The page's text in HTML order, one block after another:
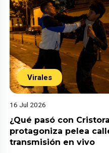
Virales
16 Jul 2026
¿Qué pasó con
protagoniza pelea
transmisión en vivo